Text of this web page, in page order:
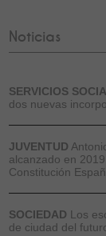
Noticias
SERVICIOS
dos nuevas
JUVENTUD
alcanzado en
Constitución
SOCIEDAD Los
de ciudad del